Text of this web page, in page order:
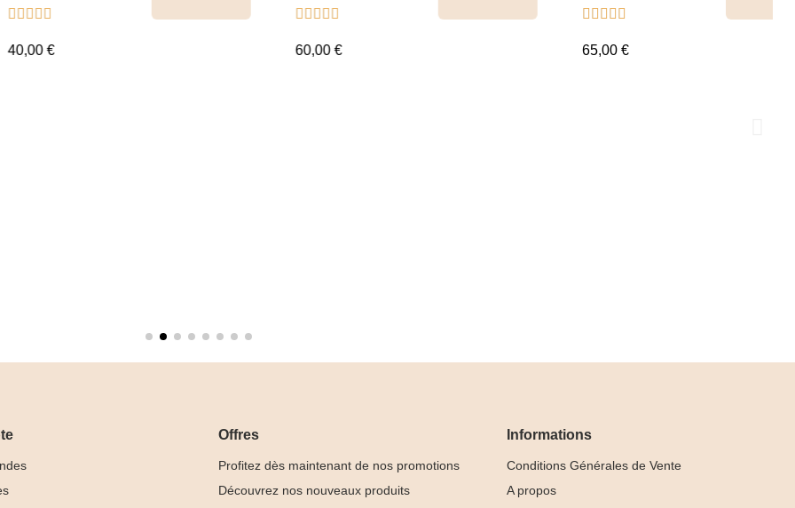
nuancier
 nuancier

Offres
Profitez dès maintenant de nos promotions
Découvrez nos nouveaux produits
Informations
Conditions Générales de Vente
A propos